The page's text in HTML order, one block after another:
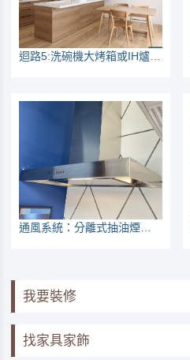
我要裝修
找家具家飾